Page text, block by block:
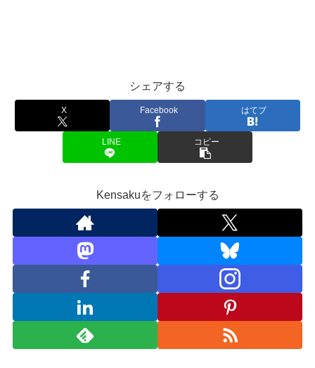
シェアする
X Facebook はてブ
LINE コピー
Kensakuをフォローする